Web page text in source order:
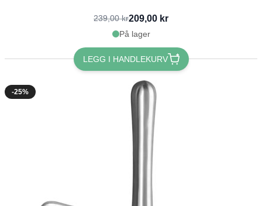
239,00 kr209,00 kr
På lager
LEGG I HANDLEKURV
-25%